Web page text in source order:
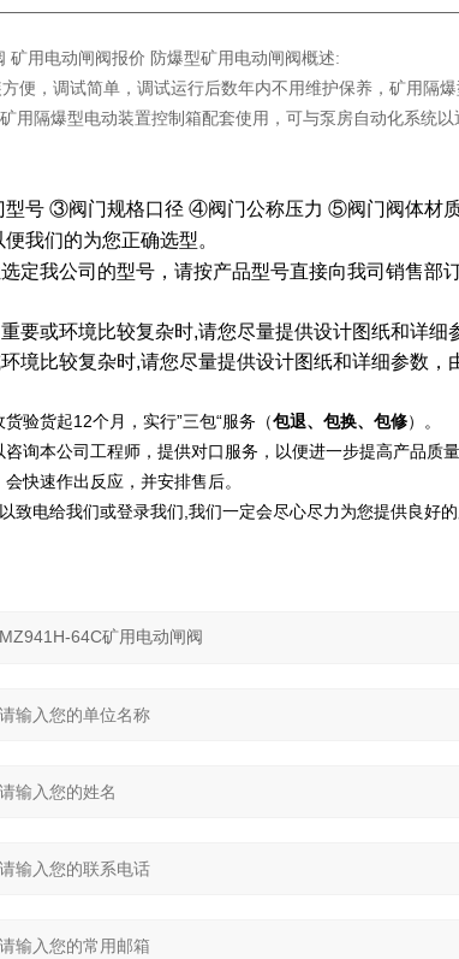
矿用电动闸阀报价 防爆型矿用电动闸阀概述:
便，调试简单，调试运行后数年内不用维护保养，矿用隔
用隔爆型电动装置控制箱配套使用，可与泵房自动化系统以
型号 ③阀门规格口径 ④阀门公称压力 ⑤阀门阀体材
我们的为您正确选型。
定我公司的型号，请按产品型号直接向我司销售部
要或环境比较复杂时,请您尽量提供设计图纸和详细
境比较复杂时,请您尽量提供设计图纸和详细参数，
货验货起12个月，实行”三包“服务（包退、包换、包修）。
询本公司工程师，提供对口服务，以便进一步提高产品质量
快速作出反应，并安排售后。
致电给我们或登录我们 我们一定会尽心尽力为您提供良好的